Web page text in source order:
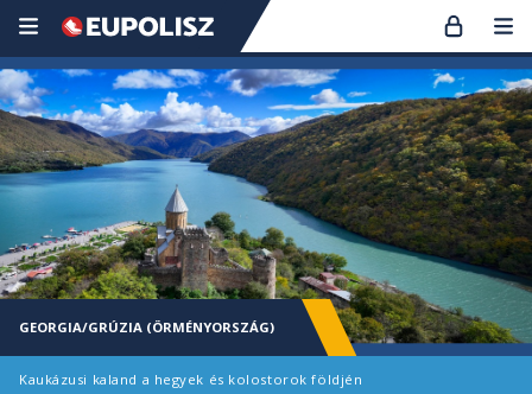
GEORGIA/GRÚZIA (ÖRMÉNYORSZÁG)
Kaukázusi kaland a hegyek és kolostorok földjén